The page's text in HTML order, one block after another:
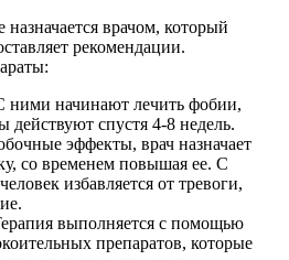
врачом, который
рекомендации.
ними начинают лечить фобии,
действуют спустя 4-8 недель.
эффекты, врач назначает
со временем повышая ее. С
избавляется от тревоги,
выполняется с помощью
препаратов, которые